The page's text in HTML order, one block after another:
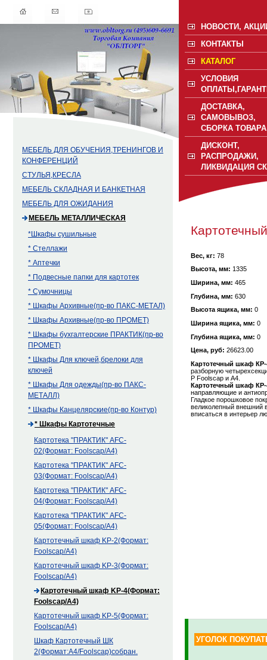
МЕБЕЛЬ ДЛЯ ОБУЧЕНИЯ,ТРЕНИНГОВ И
КОНФЕРЕНЦИЙ
СТУЛЬЯ,КРЕСЛА
МЕБЕЛЬ СКЛАДНАЯ И БАНКЕТНАЯ
МЕБЕЛЬ ДЛЯ ОЖИДАНИЯ
МЕБЕЛЬ МЕТАЛЛИЧЕСКАЯ
*Шкафы сушильные
* Стеллажи
* Аптечки
* Подвесные папки для картотек
* Сумочницы
* Шкафы Архивные(пр-во ПАКС-МЕТАЛ)
* Шкафы Архивные(пр-во ПРОМЕТ)
* Шкафы бухгалтерские ПРАКТИК(пр-во
ПРОМЕТ)
* Шкафы Для ключей,брелоки для
ключей
* Шкафы Для одежды(пр-во ПАКС-
МЕТАЛЛ)
* Шкафы Канцелярские(пр-во Контур)
* Шкафы Картотечные
Картотека "ПРАКТИК" AFC-
02(Формат: Foolscap/А4)
Картотека "ПРАКТИК" AFC-
03(Формат: Foolscap/А4)
Картотека "ПРАКТИК" AFC-
04(Формат: Foolscap/А4)
Картотека "ПРАКТИК" AFC-
05(Формат: Foolscap/А4)
Картотечный шкаф KP-2(Формат:
Foolscap/А4)
Картотечный шкаф KP-3(Формат:
Foolscap/А4)
Картотечный шкаф KP-4(Формат:
Foolscap/А4)
Картотечный шкаф KP-5(Формат:
Foolscap/А4)
Шкаф Картотечный ШК
2(Формат:A4/Foolscap)собран.
НОВОСТИ,
КОНТАКТЫ
КАТАЛОГ
УСЛОВИЯ
ДОСТАВКА,
САМОВЫВОЗ,
СБОРКА ТОВАРА
ДИСКОНТ,
РАСПРОДАЖИ,
ЛИКВИДАЦИЯ
Вес, кг: 78
Высота, мм: 1335
Ширина, мм: 465
Глубина, мм: 630
Высота ящика, мм: 0
Ширина ящика, мм: 0
Глубина ящика, мм: 0
Цена, руб: 26623.00
Картотечный шкаф КР-
разборную
P Foolscap и А4.
Картотечный шкаф КР-
направляющие и
Гладкое порошковое
великолепный внешний
вписаться в интерьер
УГОЛОК